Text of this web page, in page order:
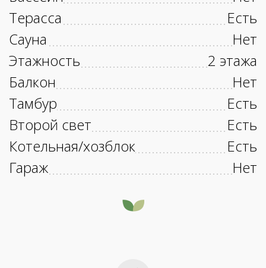
Терасса
Есть
Сауна
Нет
Этажность
2 этажа
Балкон
Нет
Тамбур
Есть
Второй свет
Есть
Котельная/хозблок
Есть
Гараж
Нет